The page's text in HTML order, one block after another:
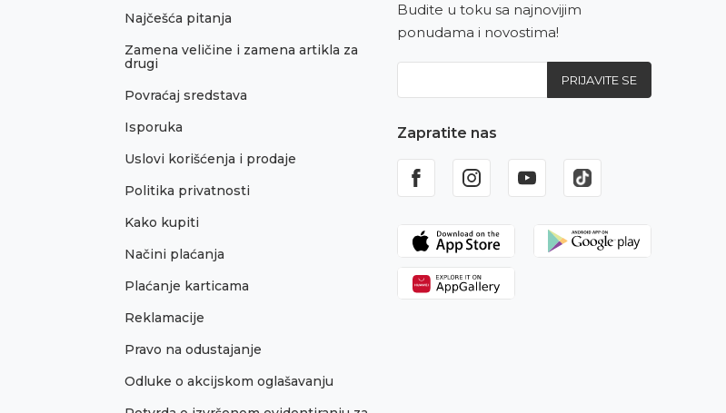
Najčešća pitanja
Zamena veličine i zamena artikla za
drugi
Povraćaj sredstava
Isporuka
Uslovi korišćenja i prodaje
Politika privatnosti
Kako kupiti
Načini plaćanja
Plaćanje karticama
Reklamacije
Pravo na odustajanje
Odluke o akcijskom oglašavanju
Budite u toku sa najnovijim
ponudama i novostima!
PRIJAVITE SE
Zapratite nas